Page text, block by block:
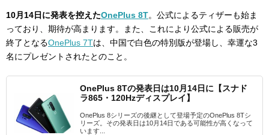
10月14日に発表を控えたOnePlus 8T。公式によるティザーも始ま
っており、期待が高まります。また、これにより公式による販売が
終了となるOnePlus 7Tは、中国で白色の特別版が登場し、幸運な3
名にプレゼントされたとのこと。
OnePlus 8Tの発表日は10月14日に【スナド
ラ865・120Hzディスプレイ】
OnePlus 8シリーズの後継として登場予定のOnePlus 8Tシ
リーズ。その発表日は10月14日である可能性が高くなって
います...